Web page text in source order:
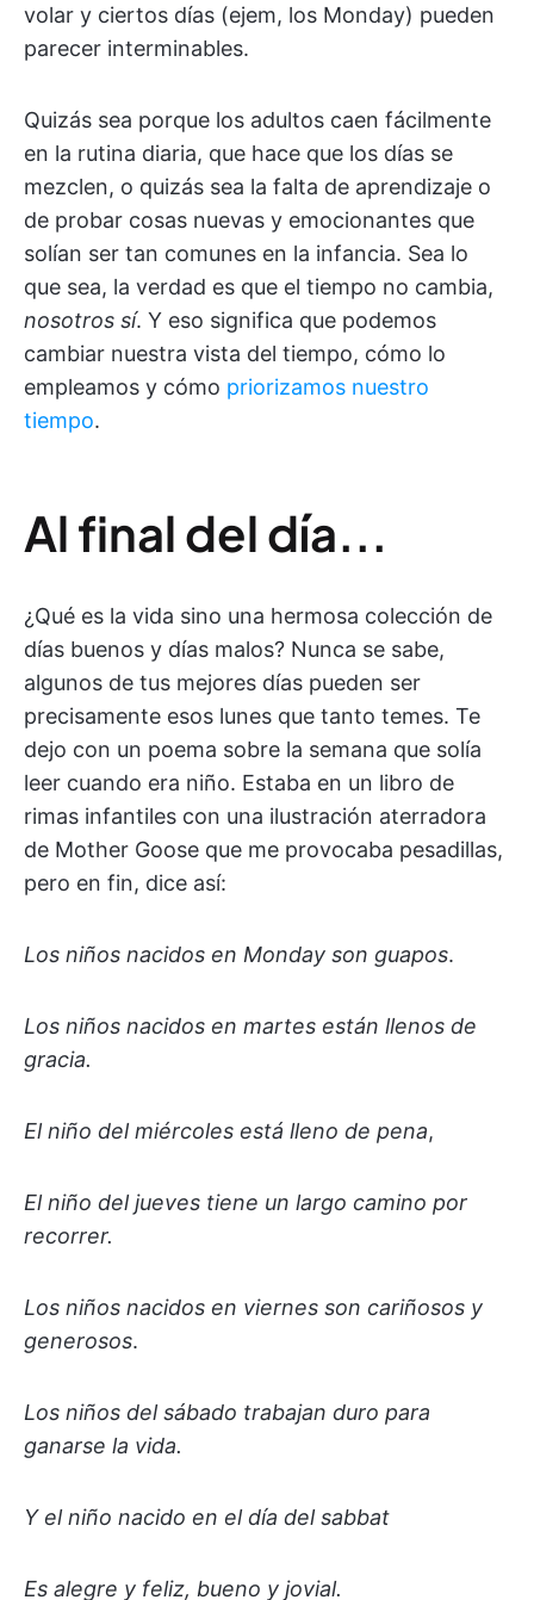
volar y ciertos días (ejem, los Monday) pueden
parecer interminables.
Quizás sea porque los adultos caen fácilmente
en la rutina diaria, que hace que los días se
mezclen, o quizás sea la falta de aprendizaje o
de probar cosas nuevas y emocionantes que
solían ser tan comunes en la infancia. Sea lo
que sea, la verdad es que el tiempo no cambia,
nosotros sí. Y eso significa que podemos
cambiar nuestra vista del tiempo, cómo lo
empleamos y cómo priorizamos nuestro
tiempo.
Al final del día...
¿Qué es la vida sino una hermosa colección de
días buenos y días malos? Nunca se sabe,
algunos de tus mejores días pueden ser
precisamente esos lunes que tanto temes. Te
dejo con un poema sobre la semana que solía
leer cuando era niño. Estaba en un libro de
rimas infantiles con una ilustración aterradora
de Mother Goose que me provocaba pesadillas,
pero en fin, dice así:
Los niños nacidos en Monday son guapos.
Los niños nacidos en martes están llenos de
gracia.
El niño del miércoles está lleno de pena,
El niño del jueves tiene un largo camino por
recorrer.
Los niños nacidos en viernes son cariñosos y
generosos.
Los niños del sábado trabajan duro para
ganarse la vida.
Y el niño nacido en el día del sabbat
Es alegre y feliz, bueno y jovial.